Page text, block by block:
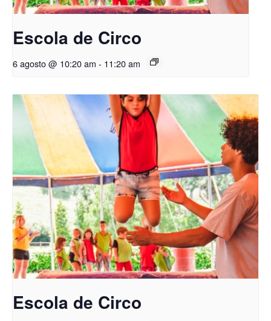
Escola de Circo
6 agosto @ 10:20 am - 11:20 am
Escola de Circo